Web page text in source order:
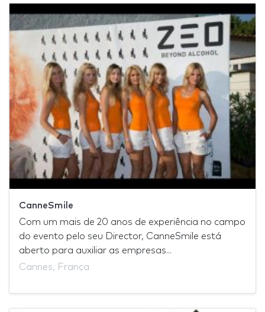
CanneSmile
Com um mais de 20 anos de experiência no campo
do evento pelo seu Director, CanneSmile está
aberto para auxiliar as empresas...
Cannes, França